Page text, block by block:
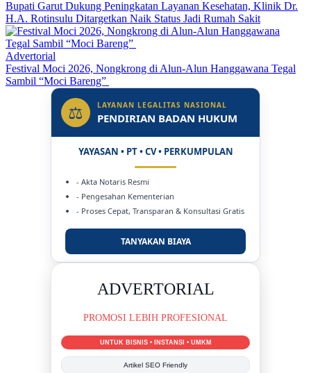
Bupati Garut Dukung Peningkatan Layanan Kesehatan, Klinik Dr.
H.A. Rotinsulu Ditargetkan Naik Status Jadi Rumah Sakit
Advertorial
Festival Moci 2026, Nongkrong di Alun-Alun Hanggawana Tegal
Sambil “Moci Bareng”
⚖ LAYANAN LEGALITAS NASIONAL
PENDIRIAN BADAN HUKUM
YAYASAN • PT • CV • PERKUMPULAN
- Akta Notaris Resmi
- Pengesahan Kementerian
- Proses Cepat, Transparan & Konsultasi Gratis
TANYAKAN BIAYA
DUKUNG KAMI
BERSAMA METROMEDIANEWS.CO
MEDIA INFORMASI TERPERCAYA
Publikasi Kegiatan